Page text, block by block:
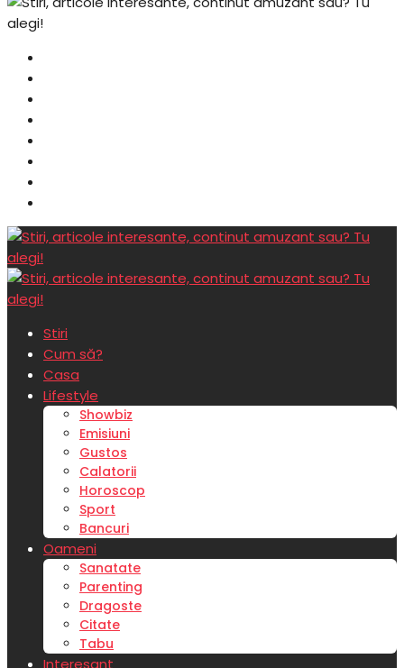
Stiri
Cum să?
Casa
Lifestyle
Showbiz
Emisiuni
Gustos
Calatorii
Horoscop
Sport
Bancuri
Oameni
Sanatate
Parenting
Dragoste
Citate
Tabu
Interesant